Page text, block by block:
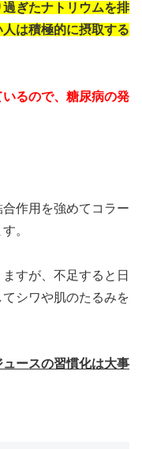
ぎたナトリウムを排
は積極的に摂取する
るので、糖尿病の発
作用を強めてコラー
。
すが、不足すると日
シワや肌のたるみを
ースの習慣化は大事